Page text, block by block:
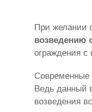
При желании
возведению
ограждения
Современные
Ведь данный
возведения